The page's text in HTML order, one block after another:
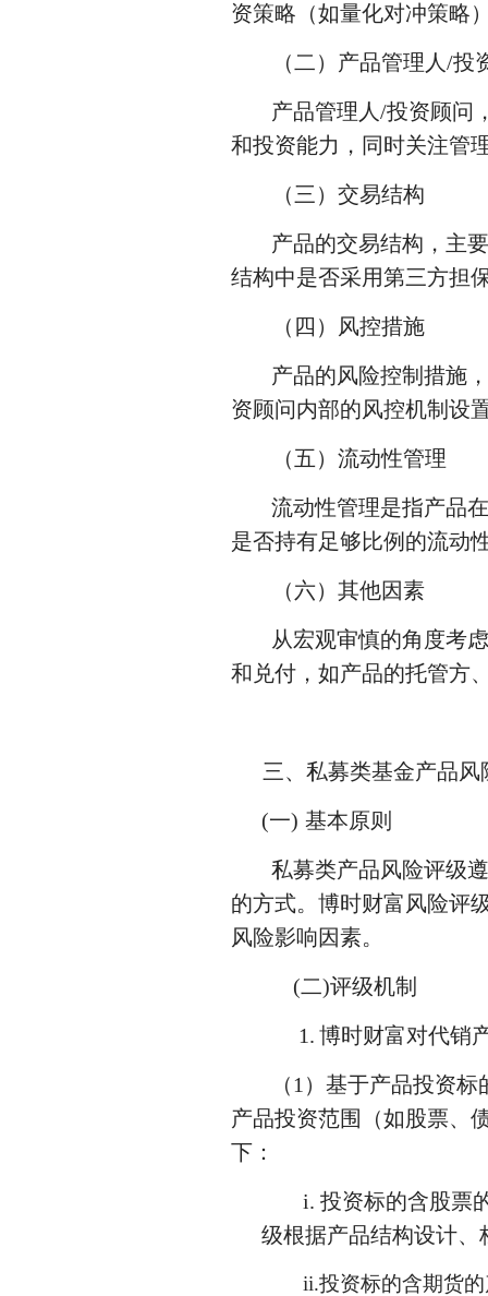
资策略（如量化对冲策略
（二）产品管理人/投
产品管理人/投资顾问
和投资能力，同时关注管
（三）交易结构
产品的交易结构，主
结构中是否采用第三方担
（四）风控措施
产品的风险控制措施
资顾问内部的风控机制设
（五）流动性管理
流动性管理是指产品
是否持有足够比例的流动
（六）其他因素
从宏观审慎的角度考
和兑付，如产品的托管方
三、私募类基金产品风
(一) 基本原则
私募类产品风险评级
的方式。博时财富风险评
风险影响因素。
(二)评级机制
1. 博时财富对代销
（1）基于产品投资
产品投资范围（如股票、
下：
i. 投资标的含股票
级根据产品结构设计
ii.投资标的含期货